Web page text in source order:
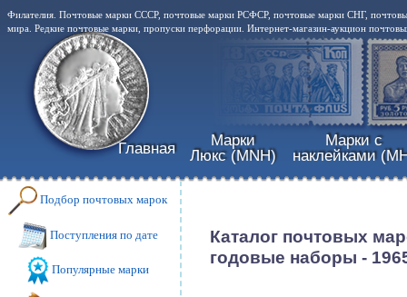
Филателия. Почтовые марки СССР, почтовые марки РСФСР, почтовые марки СНГ,
мира. Редкие почтовые марки, пропуски перфорации. Интернет-магазин-аукцион
Главная
Марки
Люкс (MNH)
Марки с
наклейками
Подбор почтовых марок
Поступления по дате
Популярные марки
Каталог почтовых
годовые наборы -